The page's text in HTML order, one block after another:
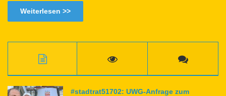
Weiterlesen >>
#stadtrat51702: UWG-Anfrage zum